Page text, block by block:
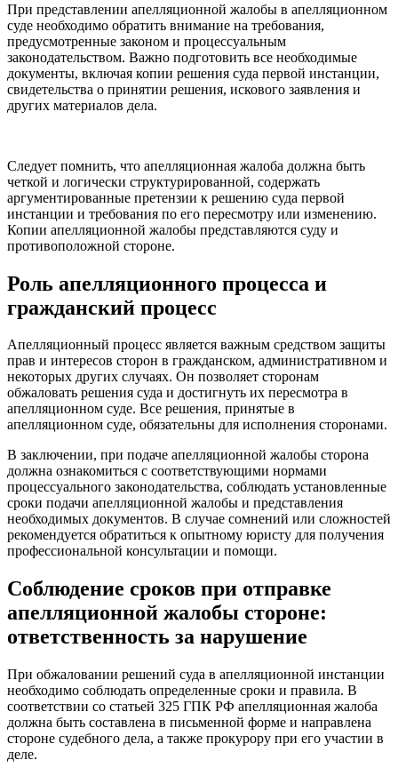
При представлении апелляционной жалобы в апелляционном
суде необходимо обратить внимание на требования,
предусмотренные законом и процессуальным
законодательством. Важно подготовить все необходимые
документы, включая копии решения суда первой инстанции,
свидетельства о принятии решения, искового заявления и
других материалов дела.
Следует помнить, что апелляционная жалоба должна быть
четкой и логически структурированной, содержать
аргументированные претензии к решению суда первой
инстанции и требования по его пересмотру или изменению.
Копии апелляционной жалобы представляются суду и
противоположной стороне.
Роль апелляционного процесса и
гражданский процесс
Апелляционный процесс является важным средством защиты
прав и интересов сторон в гражданском, административном и
некоторых других случаях. Он позволяет сторонам
обжаловать решения суда и достигнуть их пересмотра в
апелляционном суде. Все решения, принятые в
апелляционном суде, обязательны для исполнения сторонами.
В заключении, при подаче апелляционной жалобы сторона
должна ознакомиться с соответствующими нормами
процессуального законодательства, соблюдать установленные
сроки подачи апелляционной жалобы и представления
необходимых документов. В случае сомнений или сложностей
рекомендуется обратиться к опытному юристу для получения
профессиональной консультации и помощи.
Соблюдение сроков при отправке
апелляционной жалобы стороне:
ответственность за нарушение
При обжаловании решений суда в апелляционной инстанции
необходимо соблюдать определенные сроки и правила. В
соответствии со статьей 325 ГПК РФ апелляционная жалоба
должна быть составлена в письменной форме и направлена
стороне судебного дела, а также прокурору при его участии в
деле.